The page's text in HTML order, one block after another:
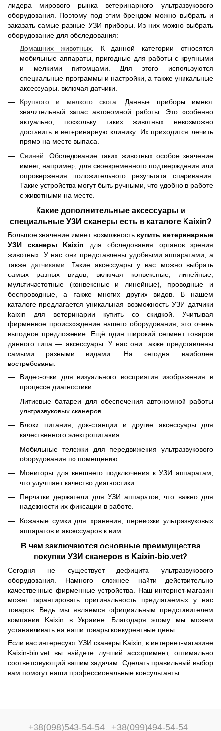
лидера мирового рынка ветеринарного ультразвукового
оборудования. Поэтому под этим брендом можно выбрать и
заказать самые разные УЗИ приборы. Из них можно выбрать
оборудование для обследования:
Домашних животных. К данной категории относятся
мобильные аппараты, пригодные для работы с крупными
и мелкими питомцами. Для этого используются
специальные программы и настройки, а также уникальные
аксессуары, включая датчики.
Крупного и мелкого скота . Данные приборы имеют
значительный запас автономной работы. Это особенно
актуально, поскольку таких животных невозможно
доставить в ветеринарную клинику. Их приходится лечить
прямо на месте выпаса.
Свиней . Обследование таких животных особое значение
имеет, например, для своевременного подтверждения или
опровержения положительного результата спаривания.
Такие устройства могут быть ручными, что удобно в работе
с животными на месте.
Какие дополнительные аксессуары и
специальные УЗИ сканеры есть в каталоге Kaixin?
Большое значение имеет возможность купить ветеринарные
УЗИ сканеры Kaixin для обследования органов зрения
животных. У нас они представлены удобными аппаратами, а
такжедатчиками. Такие аксессуары у нас можно выбрать
самых разных видов, включая конвексные, линейные,
мультичастотные (конвексные и линейные), проводные и
беспроводные, а также многих других видов. В нашем
каталоге предлагается уникальная возможность УЗИ датчики
kaixin для ветеринарии купить со скидкой. Учитывая
фирменное происхождение нашего оборудования, это очень
выгодное предложение. Ещё один широкий сегмент товаров
данного типа — аксессуары. У нас они также представлены
самыми разными видами. На сегодня наиболее
востребованы:
Видео-очки для визуального восприятия изображения в
процессе диагностики.
Литиевые батареи для обеспечения автономной работы
ультразвуковых сканеров.
Блоки питания, док-станции и другие аксессуары для
качественного электропитания.
Мобильные тележки для передвижения ультразвукового
оборудования по помещению.
Мониторы для внешнего подключения к УЗИ аппаратам,
что улучшает качество диагностики.
Перчатки держатели для УЗИ аппаратов, что важно для
надежности их фиксации в работе.
Кожаные сумки для хранения, перевозки ультразвуковых
аппаратов и аксессуаров к ним.
В чем заключаются основные преимущества
покупки УЗИ сканеров в Kaixin-bio.vet?
Сегодня не существует дефицита ультразвукового
оборудования. Намного сложнее найти действительно
качественные фирменные устройства. Наш интернет-магазин
может гарантировать оригинальность предлагаемых у нас
товаров. Ведь мы являемся официальным представителем
компании Kaixin в Украине. Благодаря этому мы можем
устанавливать на наши товары конкурентные цены.
Если вас интересуют УЗИ сканеры Kaixin, в интернет-магазине
Kaixin-bio.vet вы найдете лучший ассортимент, оптимально
соответствующий вашим задачам. Сделать правильный выбор
вам помогут наши профессиональные консультанты.
+38(098)543-54-54 +38(099)494-54-54